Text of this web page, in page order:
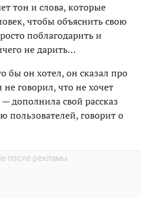
тон и слова, которые
чтобы объяснить свою
поблагодарить и
не дарить…
бы он хотел, он сказал про
говорил, что не хочет
дополнила свой рассказ
пользователей, говорит о